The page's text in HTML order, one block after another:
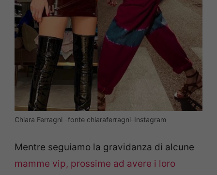
Chiara Ferragni -fonte chiaraferragni-Instagram
Mentre seguiamo la gravidanza di alcune
mamme vip, prossime ad avere i loro